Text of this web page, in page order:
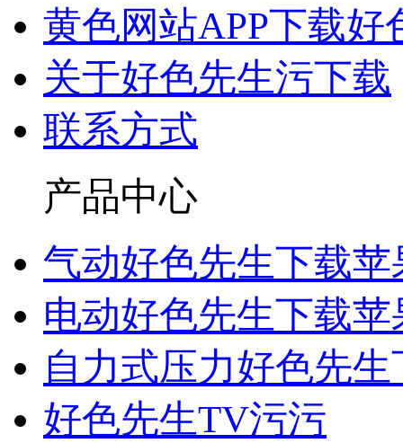
黄色网站APP下载好
关于好色先生污下载
联系方式
产品中心
气动好色先生下载
电动好色先生下载
自力式压力好色先
好色先生TV污污